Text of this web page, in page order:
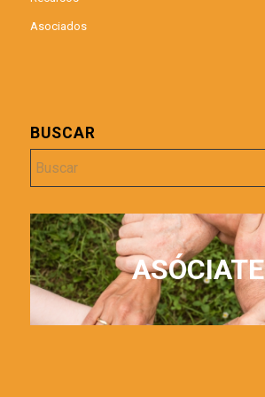
Asociados
BUSCAR
ASÓCIATE